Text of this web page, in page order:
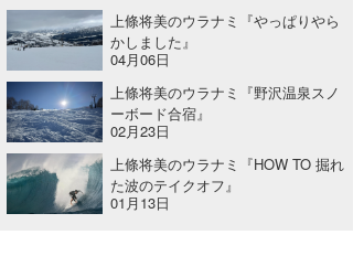
上條将美のウラナミ『やっぱりやら
かしました』
04月06日
上條将美のウラナミ『野沢温泉スノ
ーボード合宿』
02月23日
上條将美のウラナミ『HOW TO 掘れ
た波のテイクオフ』
01月13日